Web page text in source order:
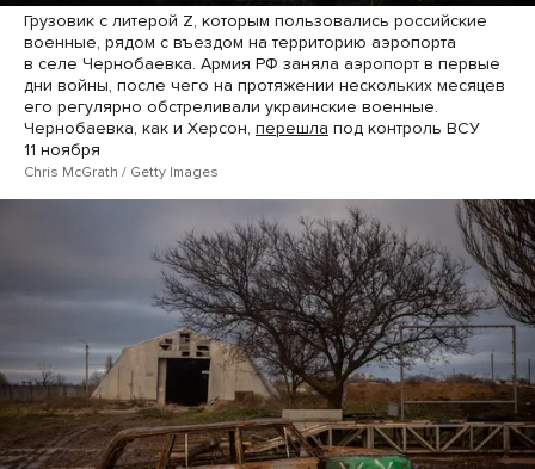
Грузовик с литерой Z, которым пользовались российские
военные, рядом с въездом на территорию аэропорта
в селе Чернобаевка. Армия РФ заняла аэропорт в первые
дни войны, после чего на протяжении нескольких месяцев
его регулярно обстреливали украинские военные.
Чернобаевка, как и Херсон, перешла под контроль ВСУ
11 ноября
Chris McGrath / Getty Images